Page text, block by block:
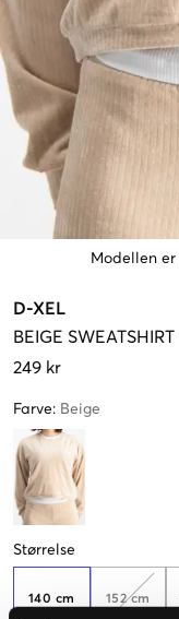
Modellen er
D-XEL
BEIGE SWEATSHIRT
249 kr
Farve: Beige
Størrelse
140 cm 152 cm